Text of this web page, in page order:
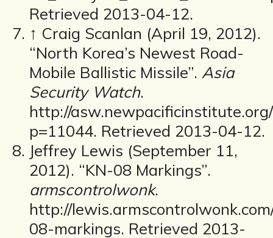
Retrieved 2013-04-12.
↑ Craig Scanlan (April 19, 2012).
“North Korea’s Newest Road-
Mobile Ballistic Missile”. Asia
Security Watch.
http://
p=11044. Retrieved 2013-04-12.
Jeffrey Lewis (September 11,
2012). “KN-08 Markings”.
armscontrolwonk.
http://
08-markings. Retrieved 2013-